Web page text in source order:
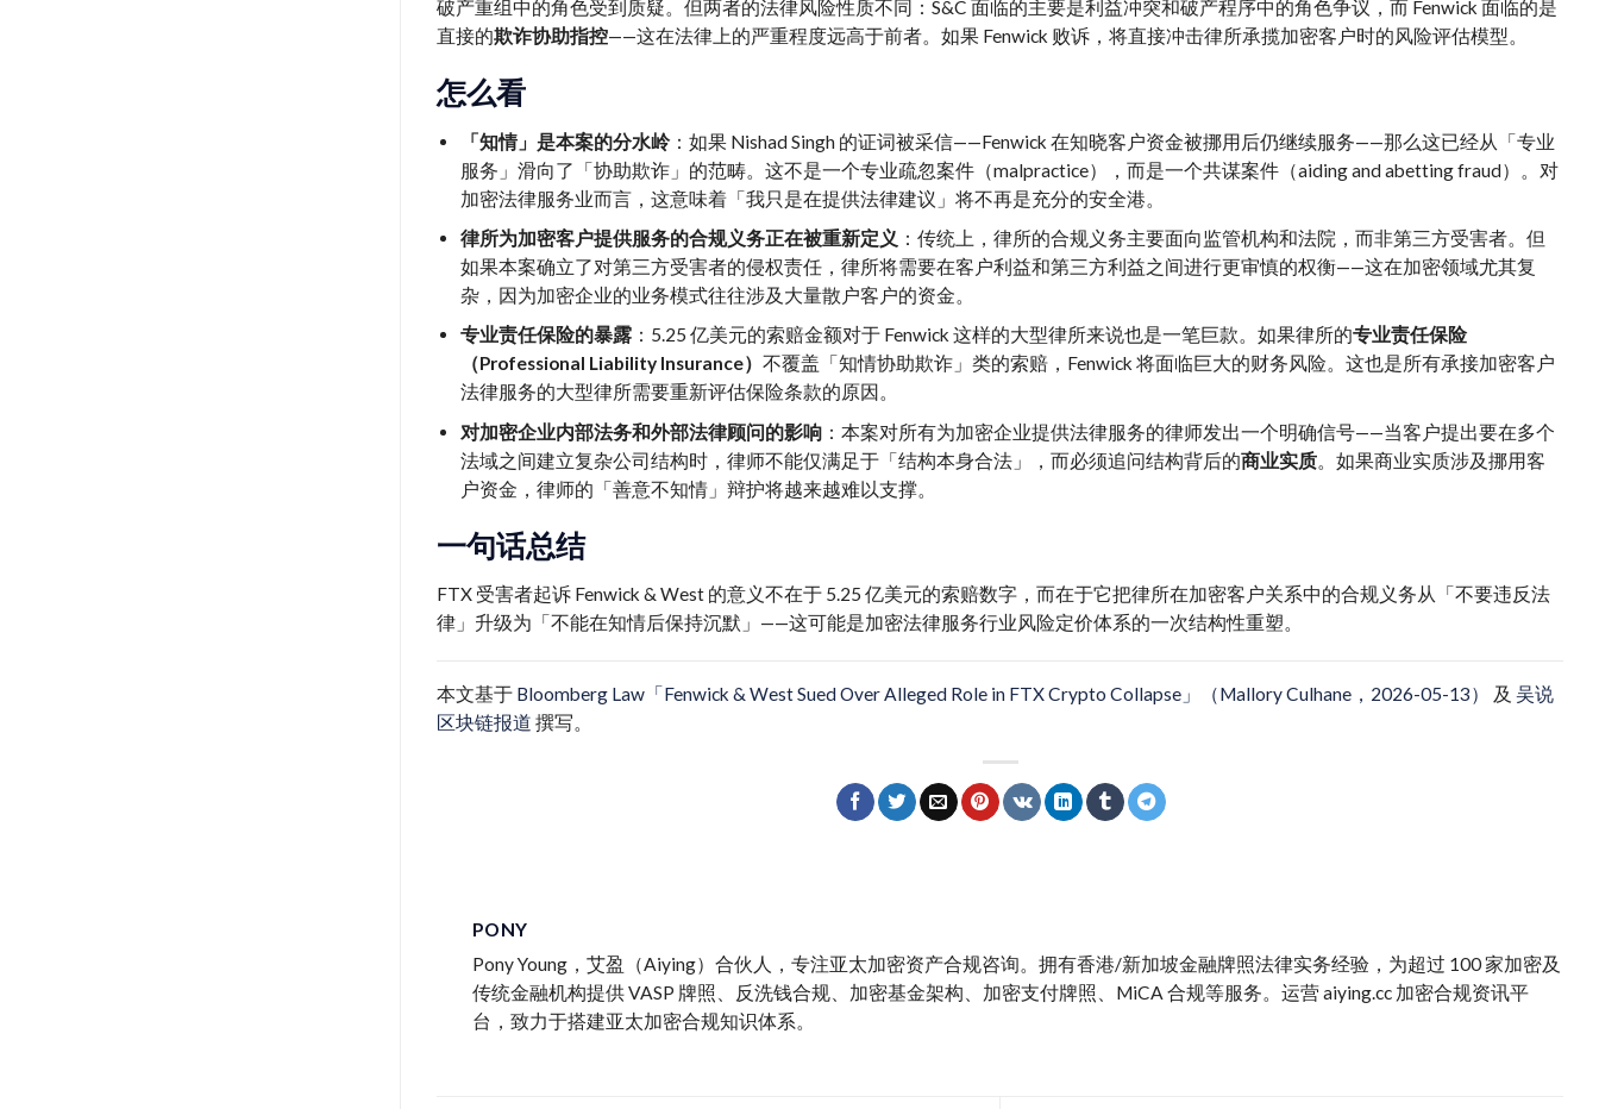
破产重组中的角色受到质疑。但两者的法律风险性质不同：S&C 面临的主要是利益冲突和破产程序中的角色争议，而 Fenwick 面临的是
直接的欺诈协助指控——这在法律上的严重程度远高于前者。如果 Fenwick 败诉，将直接冲击律所承揽加密客户时的风险评估模型。
怎么看
「知情」是本案的分水岭：如果 Nishad Singh 的证词被采信——Fenwick 在知晓客户资金被挪用后仍继续服务——那么这已经从「专业
服务」滑向了「协助欺诈」的范畴。这不是一个专业疏忽案件（malpractice），而是一个共谋案件（aiding and abetting fraud）。对
加密法律服务业而言，这意味着「我只是在提供法律建议」将不再是充分的安全港。
律所为加密客户提供服务的合规义务正在被重新定义 ：传统上，律所的合规义务主要面向监管机构和法院，而非第三方受害者。但
如果本案确立了对第三方受害者的侵权责任，律所将需要在客户利益和第三方利益之间进行更审慎的权衡——这在加密领域尤其复
杂，因为加密企业的业务模式往往涉及大量散户客户的资金。
专业责任保险的暴露 ：5.25 亿美元的索赔金额对于 Fenwick 这样的大型律所来说也是一笔巨款。如果律所的专业责任保险
（Professional Liability Insurance）不覆盖「知情协助欺诈」类的索赔，Fenwick 将面临巨大的财务风险。这也是所有承接加密客户
法律服务的大型律所需要重新评估保险条款的原因。
对加密企业内部法务和外部法律顾问的影响 ：本案对所有为加密企业提供法律服务的律师发出一个明确信号——当客户提出要在多个
法域之间建立复杂公司结构时，律师不能仅满足于「结构本身合法」，而必须追问结构背后的商业实质 。如果商业实质涉及挪用客
户资金，律师的「善意不知情」辩护将越来越难以支撑。
一句话总结
FTX 受害者起诉 Fenwick & West 的意义不在于 5.25 亿美元的索赔数字，而在于它把律所在加密客户关系中的合规义务从「不要违反法
律」升级为「不能在知情后保持沉默」——这可能是加密法律服务行业风险定价体系的一次结构性重塑。
本文基于 Bloomberg Law「Fenwick & West Sued Over Alleged Role in FTX Crypto Collapse」（Mallory Culhane，2026-05-13） 及 吴说
区块链报道 撰写。
PONY
Pony Young，艾盈（Aiying）合伙人，专注亚太加密资产合规咨询。拥有香港/新加坡金融牌照法律实务经验，为超过 100 家加密及
传统金融机构提供 VASP 牌照、反洗钱合规、加密基金架构、加密支付牌照、MiCA 合规等服务。运营 aiying.cc 加密合规资讯平
台，致力于搭建亚太加密合规知识体系。